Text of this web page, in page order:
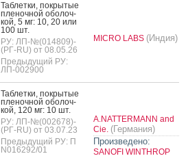
Таб­летки, пок­ры­тые
пле­ноч­ной обо­лоч­
кой, 5 мг: 10, 20 или
100 шт.
РУ: ЛП-№(014809)-
(РГ-RU) от 08.05.26
Предыдущий РУ:
ЛП-002900
MICRO LABS (Индия)
Таб­летки, пок­ры­тые
пле­ноч­ной обо­лоч­
кой, 120 мг: 10 шт.
РУ: ЛП-№(002678)-
(РГ-RU) от 03.07.23
Предыдущий РУ: П
N016292/01
A.NATTERMANN and
Cie. (Германия)
Произведено:
SANOFI WINTHROP